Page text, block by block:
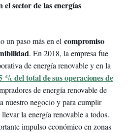
sector de las energías
un paso más en el compromiso
. En 2018, la empresa fue
de energía renovable y en la
% del total de sus operaciones de
de energía renovable de
nuestro negocio y para cumplir
la energía renovable a todos.
impulso económico en zonas